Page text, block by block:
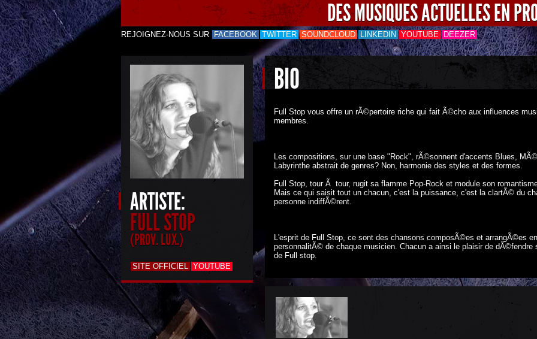
DES MUSIQUES ACTUELLES EN
REJOIGNEZ-NOUS SUR FACEBOOK TWITTER SOUNDCLOUD LINKEDIN YOUTUBE DEEZER
ARTISTE:
FULL STOP
(PROV. LUX.)
SITE OFFICIEL YOUTUBE
BIO
Full Stop vous offre un rÃ©pertoire riche qui fait Ã©cho aux influences
membres.
Les compositions, sur une base "Rock", rÃ©sonnent d'accents Blues,
Labyrinthe abstrait de genres? Non, harmonie des styles et des formes.
Full Stop, tour Ã tour, rugit sa flamme Pop-Rock et module son
Mais ce qui saisit tout un chacun, c'est la puissance, c'est la clartÃ© du
personne indiffÃ©rent.
L'esprit de Full Stop, ce sont des chansons composÃ©es et arrangÃ©es
personnalitÃ© de chaque musicien. Chacun a ainsi le plaisir de
de Full stop.